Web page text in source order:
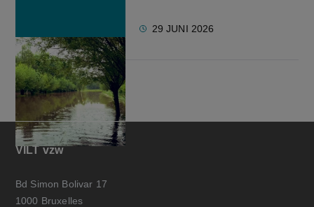
29 JUNI 2026
VILT vzw
Bd Simon Bolivar 17
1000 Bruxelles